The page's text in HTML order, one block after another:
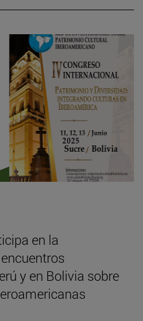
en la
y en Bolivia sobre